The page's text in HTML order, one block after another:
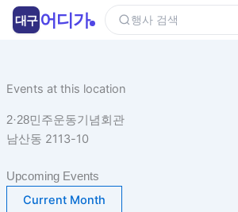
건
뛰
기
Events at this location
2·28민주운동기념회관
남산동 2113-10
Upcoming Events
Current Month
대구 어디가 행사 검색